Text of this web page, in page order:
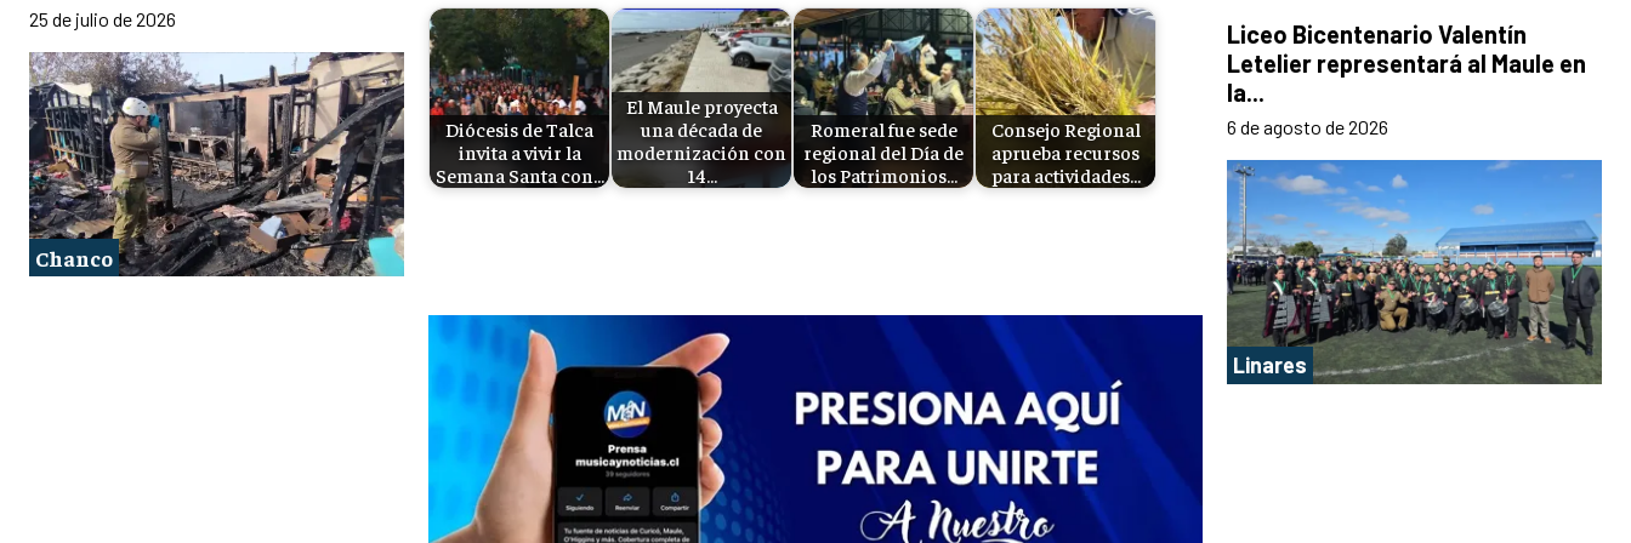
25 de julio de 2026
Chanco
í
d
e
o
Diócesis de Talca
invita a vivir la
Semana Santa con…
El Maule proyecta
una década de
modernización con
14…
Romeral fue sede
regional del Día de
los Patrimonios…
Consejo Regional
aprueba recursos
para actividades…
Liceo Bicentenario Valentín
Letelier representará al Maule en
la...
6 de agosto de 2026
Linares